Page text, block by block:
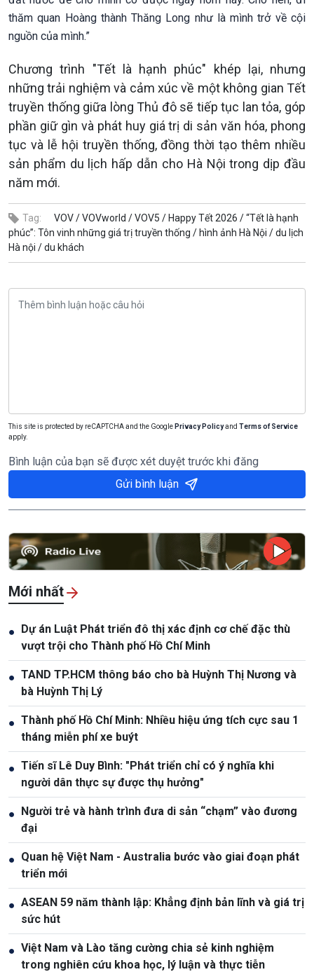
thăm quan Hoàng thành Thăng Long như là mình trở về cội
nguồn của mình.”
Chương trình "Tết là hạnh phúc" khép lại, nhưng
những trải nghiệm và cảm xúc về một không gian Tết
truyền thống giữa lòng Thủ đô sẽ tiếp tục lan tỏa, góp
phần giữ gìn và phát huy giá trị di sản văn hóa, phong
tục và lễ hội truyền thống, đồng thời tạo thêm nhiều
sản phẩm du lịch hấp dẫn cho Hà Nội trong dịp đầu
năm mới.
Tag: VOV /VOVworld /VOV5 / Happy Tết 2026 /“Tết là hạnh
phúc”: Tôn vinh những giá trị truyền thống / hình ảnh Hà Nội /du lịch
Hà nội /du khách
This site is protected by reCAPTCHA and the Google Privacy Policyand Terms of Service
apply.
Bình luận của bạn sẽ được xét duyệt trước khi đăng
Gửi bình luận
Mới nhất
● Dự án Luật Phát triển đô thị xác định cơ chế đặc thù
vượt trội cho Thành phố Hồ Chí Minh
● TAND TP.HCM thông báo cho bà Huỳnh Thị Nương và
bà Huỳnh Thị Lý
● Thành phố Hồ Chí Minh: Nhiều hiệu ứng tích cực sau 1
tháng miễn phí xe buýt
● Tiến sĩ Lê Duy Bình: "Phát triển chỉ có ý nghĩa khi
người dân thực sự được thụ hưởng"
● Người trẻ và hành trình đưa di sản “chạm” vào đương
đại
● Quan hệ Việt Nam - Australia bước vào giai đoạn phát
triển mới
● ASEAN 59 năm thành lập: Khẳng định bản lĩnh và giá trị
sức hút
● Việt Nam và Lào tăng cường chia sẻ kinh nghiệm
trong nghiên cứu khoa học, lý luận và thực tiễn